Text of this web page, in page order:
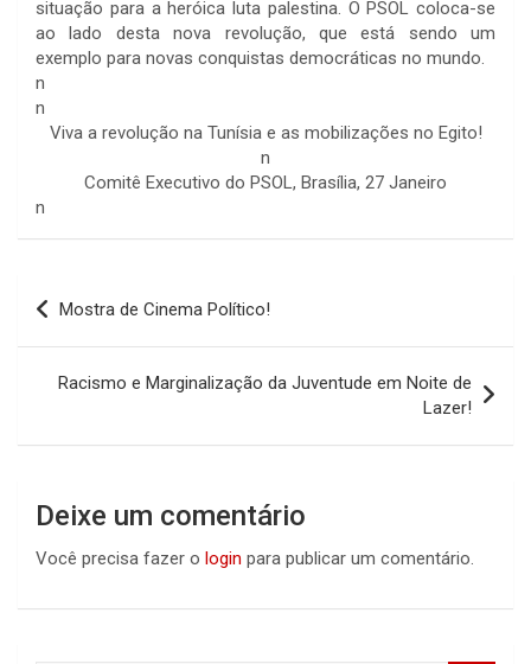
situação para a heróica luta palestina. O PSOL coloca-se
ao lado desta nova revolução, que está sendo um
exemplo para novas conquistas democráticas no mundo.
n
n
Viva a revolução na Tunísia e as mobilizações no Egito!
n
Comitê Executivo do PSOL, Brasília, 27 Janeiro
n
Navegação
de
Post
Mostra de Cinema Político!
Racismo e Marginalização da Juventude em Noite de
Lazer!
Deixe um comentário
Você precisa fazer o login para publicar um comentário.